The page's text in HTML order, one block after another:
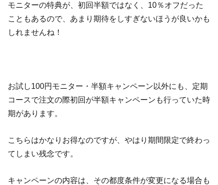
モニターの特典が、初回半額ではなく、10％オフだった
こともあるので、あまり期待をしすぎないほうが良いかも
しれませんね！
お試し100円モニター・半額キャンペーン以外にも、定期
コースで注文の際初回が半額キャンペーンも行っていた時
期があります。
こちらはかなりお得なのですが、やはり期間限定で終わっ
てしまい残念です。
キャンペーンの内容は、その都度条件が変更になる場合も